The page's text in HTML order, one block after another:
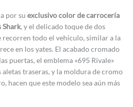
por su exclusivo color de carrocería
Shark, y el delicado toque de dos
recorren todo el vehículo, similar a la
en los yates. El acabado cromado
puertas, el emblema «695 Rivale»
traseras, y la moldura de cromo
hacen que este modelo sea aún más